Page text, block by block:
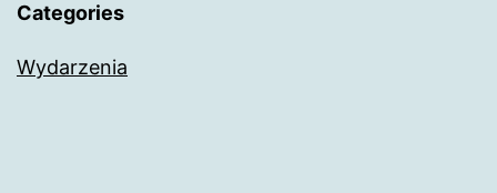
Categories
Wydarzenia